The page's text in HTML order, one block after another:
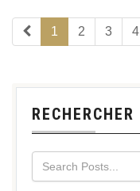
1 2 3 4
RECHERCHER